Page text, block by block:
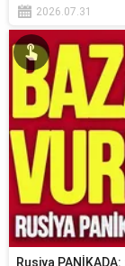
2026.07.31
Rusiya